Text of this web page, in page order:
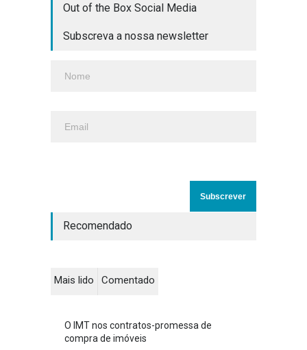
Out of the Box Social Media
Subscreva a nossa newsletter
Recomendado
Mais lido Comentado
O IMT nos contratos-promessa de
compra de imóveis